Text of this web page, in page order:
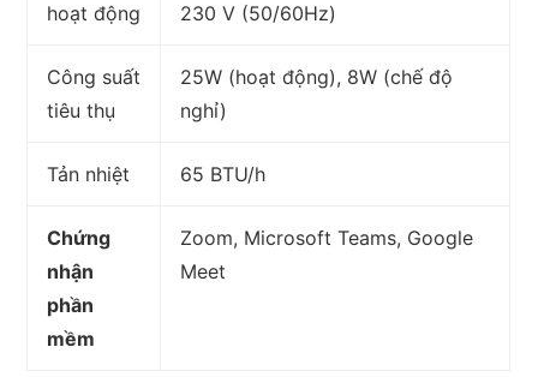
hoạt động
230 V (50/60Hz)
Công suất
tiêu thụ
25W (hoạt động), 8W (chế độ
nghỉ)
Tản nhiệt 65 BTU/h
Chứng
nhận
phần
mềm
Zoom, Microsoft Teams, Google
Meet